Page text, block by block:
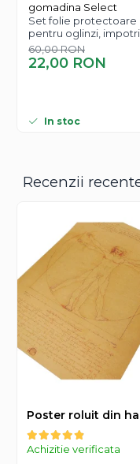
gomadina Select
Set folie protectoare
pentru oglinzi,
apei si aburului, Film
Protect
60,00 RON
22,00 RON
In stoc
Recenzii
Achizitie verificata